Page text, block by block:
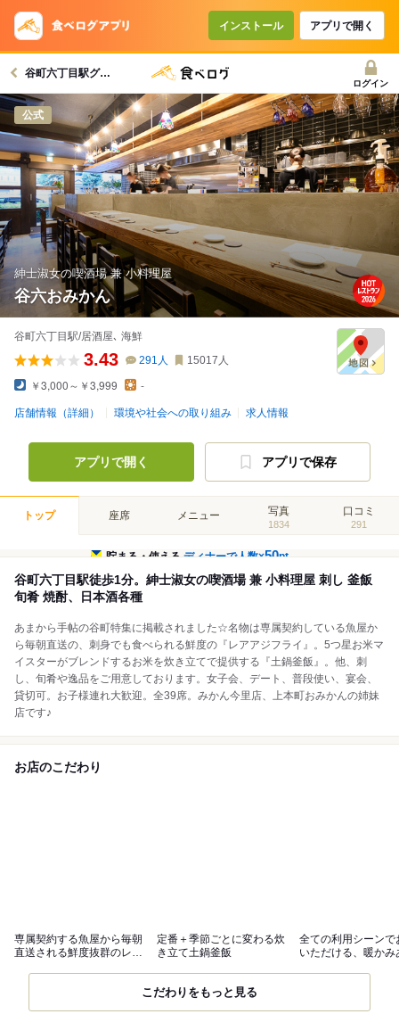
インストール アプリで開く
谷町六丁目駅グルメへ
ログイン
公式
紳士淑女の喫酒場 兼 小料理屋
谷六おみかん
谷町六丁目駅/居酒屋､ 海鮮
3.43 291 人 15017 人
￥3,000～￥3,999 -
店舗情報（詳細） 環境や社会への取り組み 求人情報
アプリで開く アプリで保存
トップ 座席 メニュー 写真
1834
口コミ
291
貯まる・使えるディナーで人数×50pt
谷町六丁目駅徒歩1分。紳士淑女の喫酒場 兼 小料理屋 刺し 釜飯
旬肴 焼酎、日本酒各種
あまから手帖の谷町特集に掲載されました☆名物は専属契約している魚屋か
ら毎朝直送の、刺身でも食べられる鮮度の『レアアジフライ』。5つ星お米マ
イスターがブレンドするお米を炊き立てで提供する『土鍋釜飯』。他、刺
し、旬肴や逸品をご用意しております。女子会、デート、普段使い、宴会、
貸切可。お子様連れ大歓迎。全39席。みかん今里店、上本町おみかんの姉妹
店です♪
お店のこだわり
専属契約する魚屋から毎朝
直送される鮮度抜群のレア
定番＋季節ごとに変わる炊
き立て土鍋釜飯
全ての利用シーンで
いただける、暖かみ
こだわりをもっと見る
コースで使えるクーポン
戻る
クーポンを利用せず予約する